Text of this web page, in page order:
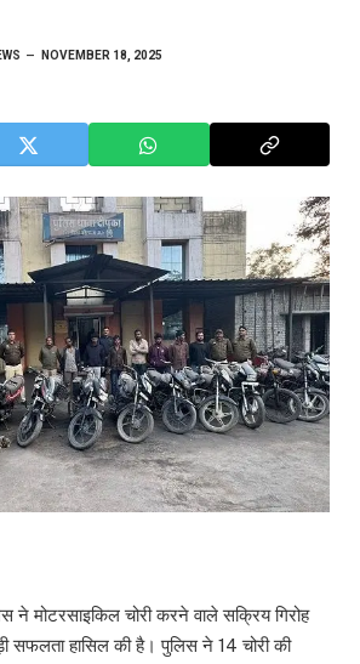
NOVEMBER 18, 2025
ने मोटरसाइकिल चोरी करने वाले सक्रिय गिरोह
सफलता हासिल की है। पुलिस ने 14 चोरी की